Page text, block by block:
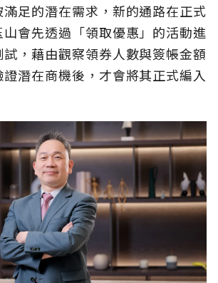
足的潛在需求，新的通路在正式
會先透過「領取優惠」的活動進
，藉由觀察領券人數與簽帳金額
潛在商機後，才會將其正式編入